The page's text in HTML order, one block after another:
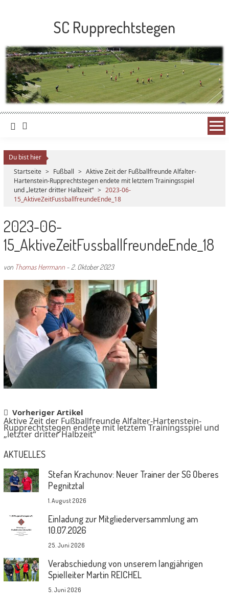
SC Rupprechtstegen
Du bist hier
Startseite > Fußball > Aktive Zeit der Fußballfreunde Alfalter-
Hartenstein-Rupprechtstegen endete mit letztem Trainingsspiel
und „letzter dritter Halbzeit“ > 2023-06-
15_AktiveZeitFussballfreundeEnde_18
2023-06-
15_AktiveZeitFussballfreundeEnde_18
von Thomas Herrmann- 2. Oktober 2023
Post
navigation
Vorheriger Artikel
Aktive Zeit der Fußballfreunde Alfalter-Hartenstein-
Rupprechtstegen endete mit letztem Trainingsspiel und
„letzter dritter Halbzeit“
AKTUELLES
Stefan Krachunov: Neuer Trainer der SG Oberes
Pegnitztal
1. August 2026
Einladung zur Mitgliederversammlung am
10.07.2026
25. Juni 2026
Verabschiedung von unserem langjährigen
Spielleiter Martin REICHEL
5. Juni 2026